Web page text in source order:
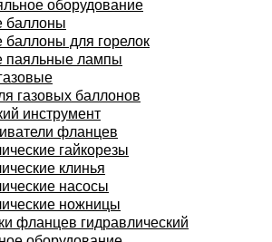
оборудование
баллоны
баллоны для горелок
паяльные лампы
газовых баллонов
инструмент
фланцев
гайкорезы
клинья
насосы
ножницы
фланцев гидравлический